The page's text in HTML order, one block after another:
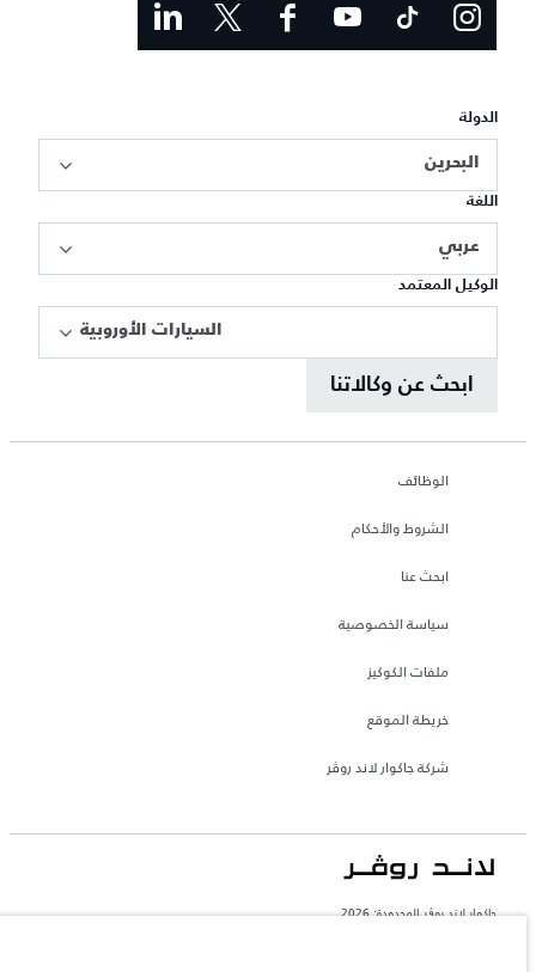
الدولة
البحرين
اللغة
عربي
الوكيل المعتمد
السيارات الأوروبية
ابحث عن وكالاتنا
الوظائف
الشروط والأحكام
ابحث عنا
سياسة الخصوصية
ملفات الكوكيز
خريطة الموقع
شركة جاكوار لاند روڤر
جاكوار لاند روڨر المحدودة: 2026